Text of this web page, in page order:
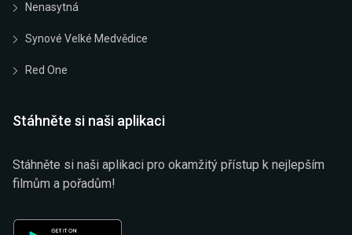
Nenasytná
Synové Velké Medvědice
Red One
Stáhněte si naši aplikaci
Stáhněte si naši aplikaci pro okamžitý přístup k nejlepším
filmům a pořadům!